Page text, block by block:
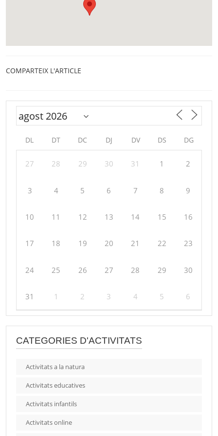
COMPARTEIX L'ARTICLE
DL DT DC DJ DV DS DG
27 28 29 30 31 1 2
3 4 5 6 7 8 9
10 11 12 13 14 15 16
17 18 19 20 21 22 23
24 25 26 27 28 29 30
31 1 2 3 4 5 6
CATEGORIES D'ACTIVITATS
Activitats a la natura
Activitats educatives
Activitats infantils
Activitats online